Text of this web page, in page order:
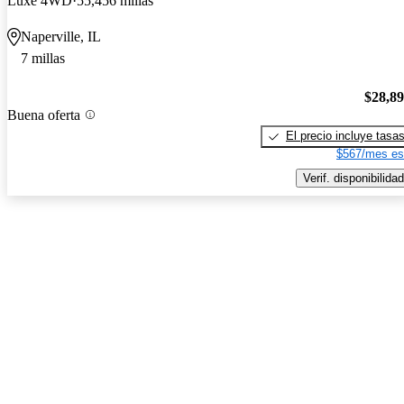
Naperville, IL
7 millas
Buena oferta
El precio incluye tasas
$567/mes
Verif. disponibilidad